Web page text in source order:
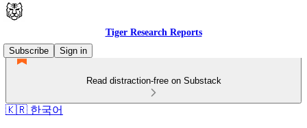
Tiger Research Reports
Subscribe
Sign in
Read distraction-free on Substack
🇰🇷 한국어